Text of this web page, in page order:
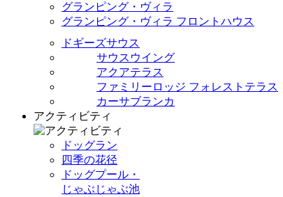
グランピング・ヴィラ
グランピング・ヴィラ フロントハウス
ドギーズサウス
サウスウイング
アクアテラス
ファミリーロッジ フォレストテラス
カーサブランカ
アクティビティ
ドッグラン
四季の花径
ドッグプール・
じゃぶじゃぶ池